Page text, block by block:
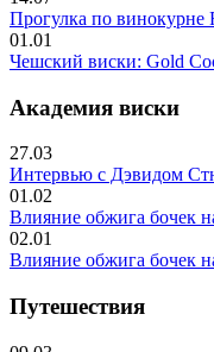
Прогулка по винокурне
01.01
Чешский виски: Gold
Академия виски
27.03
Интервью с Дэвидом
01.02
Влияние обжига бочек
02.01
Влияние обжига бочек
Путешествия